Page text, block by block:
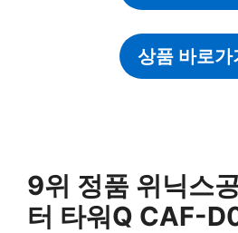
상품 바로가
9위 정품 위닉스
터 타워Q CAF-